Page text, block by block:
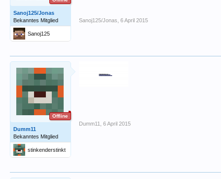
Sanoj125/Jonas
Bekanntes Mitglied
Sanoj125
Sanoj125/Jonas 6 April 2015
Offline
Dumm11
Bekanntes Mitglied
stinkenderstinkt
Dumm11 6 April 2015